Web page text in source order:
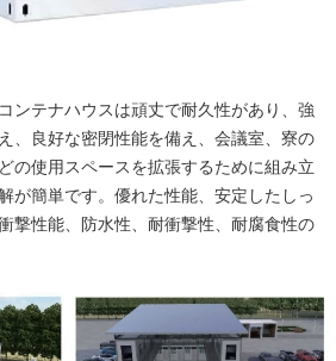
ンテナハウスは頑丈で耐久性があり、強
、良好な密閉性能を備え、会議室、寮の
の使用スペースを拡張するために組み立
が簡単です。優れた性能、安定したしっ
撃性能、防水性、耐衝撃性、耐腐食性の